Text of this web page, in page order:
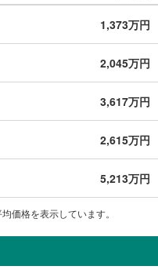
1,373万円
2,045万円
3,617万円
2,615万円
5,213万円
価格を表示しています。